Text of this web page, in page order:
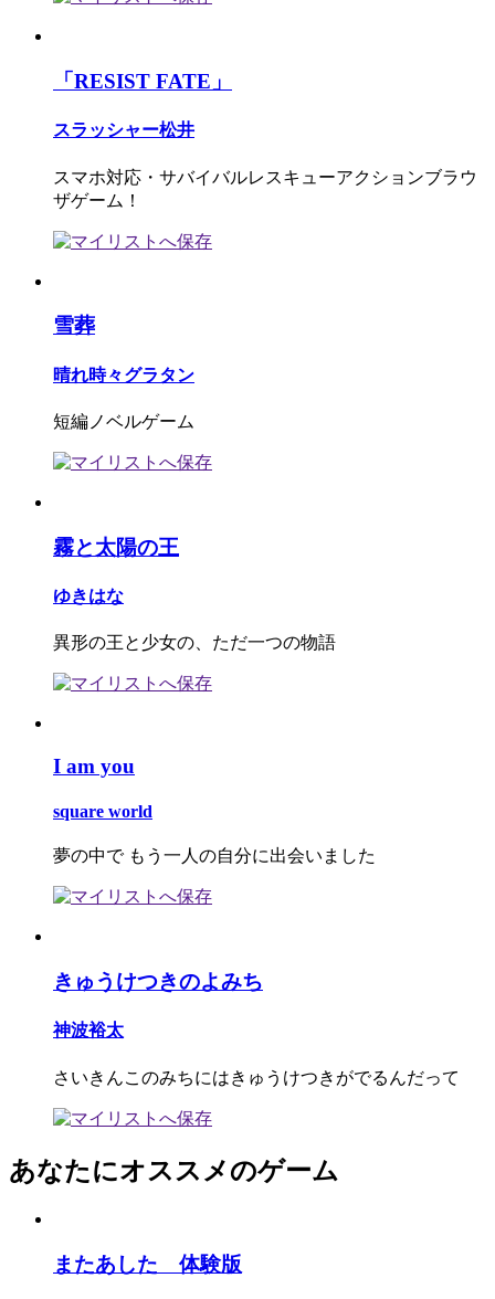
「RESIST FATE」
スラッシャー松井
スマホ対応・サバイバルレスキューアクションブラウ
ザゲーム！
雪葬
晴れ時々グラタン
短編ノベルゲーム
霧と太陽の王
ゆきはな
異形の王と少女の、ただ一つの物語
I am you
square world
夢の中で もう一人の自分に出会いました
きゅうけつきのよみち
神波裕太
さいきんこのみちにはきゅうけつきがでるんだって
あなたにオススメのゲーム
またあした 体験版